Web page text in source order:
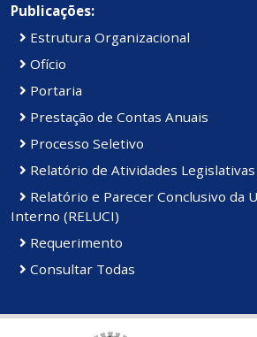
Publicações:
Estrutura Organizacional
Ofício
Portaria
Prestação de Contas Anuais
Processo Seletivo
Relatório de Atividades Legislativas
Relatório e Parecer Conclusivo da
Interno (RELUCI)
Requerimento
Consultar Todas